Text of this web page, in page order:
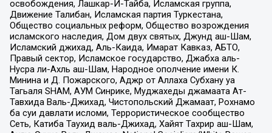
освобождения, Лашкар-И-Тайба, Исламская группа,
Движение Талибан, Исламская партия Туркестана,
Общество социальных реформ, Общество возрождения
исламского наследия, Дом двух святых, Джунд аш-Шам,
Исламский джихад, Аль-Каида, Имарат Кавказ, АБТО,
Правый сектор, Исламское государство, Джабха аль-
Нусра ли-Ахль аш-Шам, Народное ополчение имени К.
Минина и Д. Пожарского, Аджр от Аллаха Субхану уа
Тагьаля SHAM, АУМ Синрике, Муджахеды джамаата Ат-
Тавхида Валь-Джихад, Чистопольский Джамаат, Рохнамо
ба суи давлати исломи, Террористическое сообщество
Сеть, Катиба Таухид валь-Джихад, Хайят Тахрир аш-Шам,